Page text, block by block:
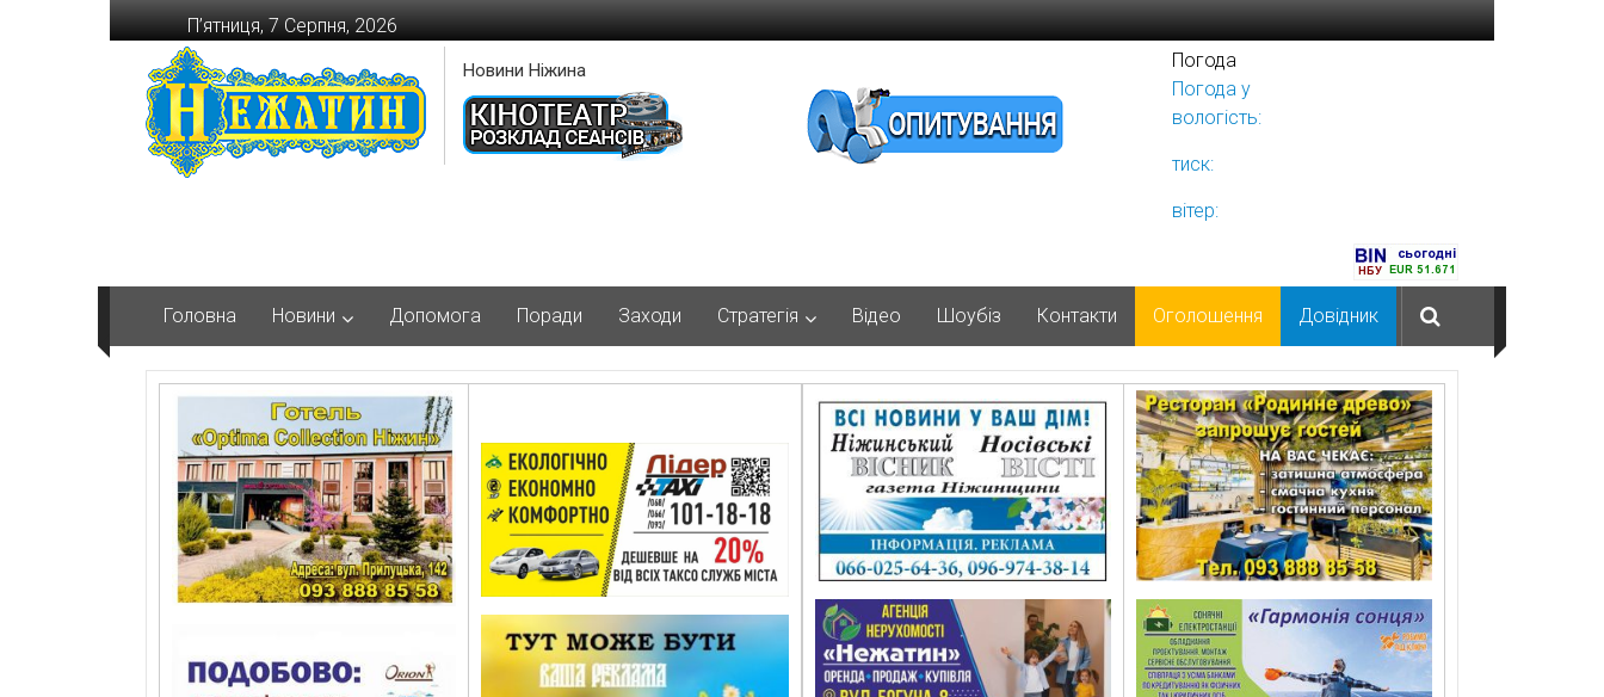
Перейти
до
вмісту
П’ятниця, 7 Серпня, 2026
Новини Ніжина
Погода
Погода у
вологість:
тиск:
вітер:
Головна Новини Допомога Поради Заходи Стратегія Відео Шоубіз Контакти Оголошення Довідник